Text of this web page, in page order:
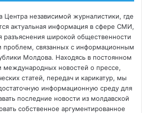
Центра независимой журналистики, где
актуальная информация в сфере СМИ,
разъяснения широкой общественности
проблем, связанных с информационным
Молдова. Находясь в постоянном
международных новостей о прессе,
статей, передач и карикатур, мы
информационную среду для
последние новости из молдавской
собственное аргументированное